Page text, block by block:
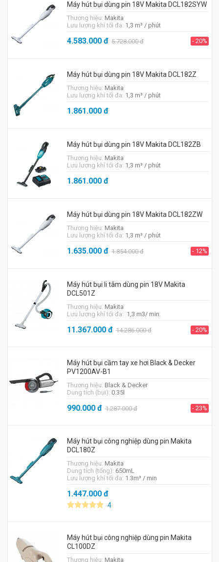
Máy hút bụi dùng pin 18V Makita DCL182SYW
Thương hiệu: Makita
Lưu lượng khí tối đa: 1,3 m³ / phút
4.583.000đ 5.728.000đ - 20%
Máy hút bụi dùng pin 18V Makita DCL182Z
Thương hiệu: Makita
Lưu lượng khí tối đa: 1,3 m³ / phút
1.861.000đ
Máy hút bụi dùng pin 18V Makita DCL182ZB
Thương hiệu: Makita
Lưu lượng khí tối đa: 1,3 m³ / phút
1.861.000đ
Máy hút bụi dùng pin 18V Makita DCL182ZW
Thương hiệu: Makita
Lưu lượng khí tối đa: 1,3 m³ / phút
1.635.000đ 1.854.000đ - 12%
Máy hút bụi li tâm dùng pin 18V Makita
DCL501Z
Thương hiệu: Makita
Lưu lượng khí tối đa: 1,3 m3/ min.
11.367.000đ 14.286.000đ - 20%
Máy hút bụi cầm tay xe hơi Black & Decker
PV1200AV-B1
Thương hiệu: Black & Decker
Dung tích (bụi): 0.35l
990.000đ 1.287.000đ - 23%
Máy hút bụi công nghiệp dùng pin Makita
DCL180Z
Thương hiệu: Makita
Dung tích (tổng): 650mL
Lưu lượng khí tối đa: 1.3m³ / min
1.447.000đ
4
Máy hút bụi công nghiệp dùng pin Makita
CL100DZ
Thương hiệu: Makita